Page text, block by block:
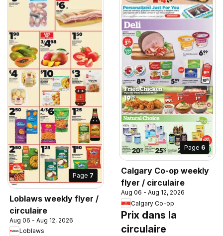
Page 7
Loblaws weekly flyer /
circulaire
Aug 06 - Aug 12, 2026
Loblaws
Page 6
Calgary Co-op weekly
flyer / circulaire
Aug 06 - Aug 12, 2026
Calgary Co-op
Prix dans la
circulaire